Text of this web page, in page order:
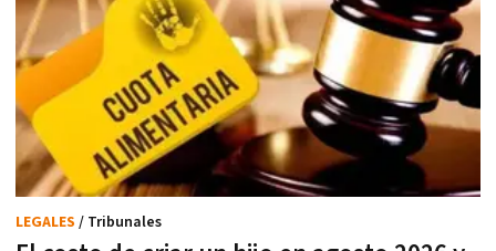
LEGALES / Tribunales